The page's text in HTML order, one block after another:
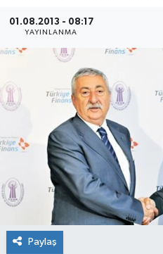
01.08.2013 - 08:17
YAYINLANMA
Paylaş
KAPAK
OSB
SEKTÖR
ŞİRKET PANO
SÖYLEŞİ
ÜLKE
YAŞAM